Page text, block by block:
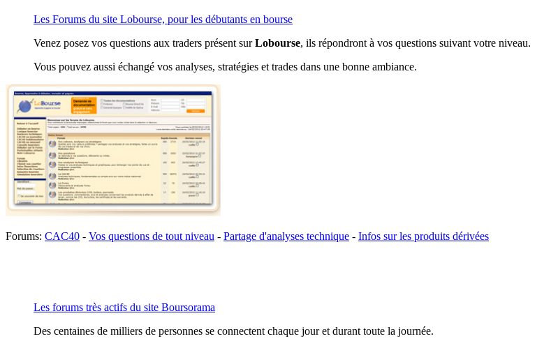
Les Forums du site Lobourse, pour les débutants en bourse
Venez posez vos questions aux traders présent surLobourse, ils répondront à vos questions suivant votre niveau.
Vous pouvez aussi échangé vos analyses, stratégies et trades dans une bonne ambiance.
Forums: CAC40 - Vos questions de tout niveau - Partage d'analyses technique - Infos sur les produits dérivées
Les forums très actifs du site Boursorama
Des centaines de milliers de personnes se connectent chaque jour et durant toute la journée.